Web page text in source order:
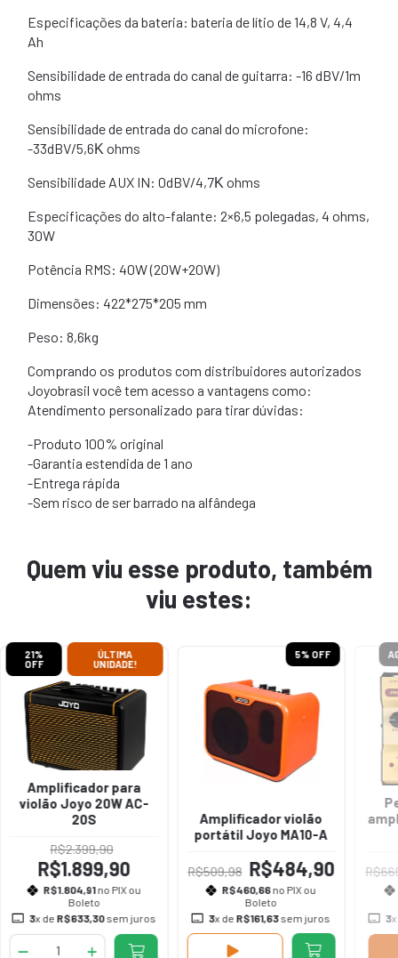
Especificações da bateria: bateria de lítio de 14,8 V, 4,4
Ah
Sensibilidade de entrada do canal de guitarra: -16 dBV/1m
ohms
Sensibilidade de entrada do canal do microfone:
-33dBV/5,6Κ ohms
Sensibilidade AUX IN: 0dBV/4,7Κ ohms
Especificações do alto-falante: 2×6,5 polegadas, 4 ohms,
30W
Potência RMS: 40W (20W+20W)
Dimensões: 422*275*205 mm
Peso: 8,6kg
Comprando os produtos com distribuidores autorizados
Joyobrasil você tem acesso a vantagens como:
Atendimento personalizado para tirar dúvidas:
-Produto 100% original
-Garantia estendida de 1 ano
-Entrega rápida
-Sem risco de ser barrado na alfândega
Quem viu esse produto, também
viu estes:
21%
OFF
ÚLTIMA
UNIDADE!
Amplificador para
violão Joyo 20W AC-
20S
R$2.399,90
R$1.899,90
R$1.804,91no PIX ou
Boleto
3x de R$633,30sem juros
5% OFF
Amplificador violão
portátil Joyo MA10-A
R$509,98 R$484,90
R$460,66no PIX ou
Boleto
3x de R$161,63sem juros 3